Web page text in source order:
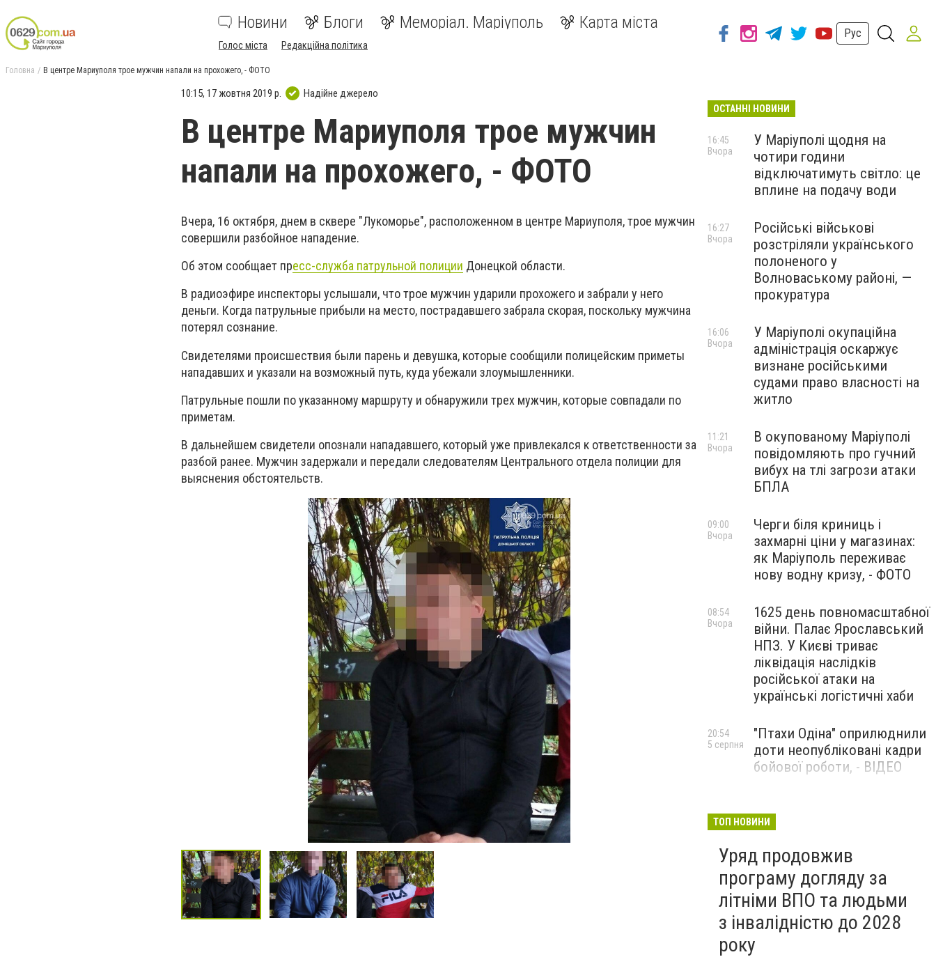
Новини Блоги Меморіал. Маріуполь Карта міста
Голос міста Редакційна політика
Рус
Головна В центре Мариуполя трое мужчин напали на прохожего, - ФОТО
10:15, 17 жовтня 2019 р. Надійне джерело
В центре Мариуполя трое мужчин
напали на прохожего, - ФОТО
Вчера, 16 октября, днем в сквере "Лукоморье", расположенном в центре Мариуполя, трое мужчин
совершили разбойное нападение.
Об этом сообщает пресс-служба патрульной полиции Донецкой области.
В радиоэфире инспекторы услышали, что трое мужчин ударили прохожего и забрали у него
деньги. Когда патрульные прибыли на место, пострадавшего забрала скорая, поскольку мужчина
потерял сознание.
Свидетелями происшествия были парень и девушка, которые сообщили полицейским приметы
нападавших и указали на возможный путь, куда убежали злоумышленники.
Патрульные пошли по указанному маршруту и обнаружили трех мужчин, которые совпадали по
приметам.
В дальнейшем свидетели опознали нападавшего, который уже привлекался к ответственности за
разбой ранее. Мужчин задержали и передали следователям Центрального отдела полиции для
выяснения обстоятельств.
ОСТАННІ НОВИНИ
У Маріуполі щодня на
чотири години
відключатимуть світло: це
вплине на подачу води
16:45
Вчора
Російські військові
розстріляли українського
полоненого у
Волноваському районі, —
прокуратура
16:27
Вчора
У Маріуполі окупаційна
адміністрація оскаржує
визнане російськими
судами право власності на
житло
16:06
Вчора
В окупованому Маріуполі
повідомляють про гучний
вибух на тлі загрози атаки
БПЛА
11:21
Вчора
Черги біля криниць і
захмарні ціни у магазинах:
як Маріуполь переживає
нову водну кризу, - ФОТО
09:00
Вчора
1625 день повномасштабної
війни. Палає Ярославський
НПЗ. У Києві триває
ліквідація наслідків
російської атаки на
українські логістичні хаби
08:54
Вчора
"Птахи Одіна" оприлюднили
доти неопубліковані кадри
бойової роботи, - ВІДЕО
20:54
5 серпня
Бєдняков зіграє тата
новому українському
фільмі, - ФОТО
5 серпня
ТОП НОВИНИ
Уряд продовжив
програму догляду за
літніми ВПО та людьми
з інвалідністю до 2028
року